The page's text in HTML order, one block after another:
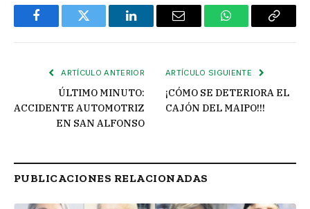
FacebookTwitter LinkedInEmail WhatsAppCopiar
ARTÍCULO ANTERIOR
ÚLTIMO MINUTO:
ACCIDENTE AUTOMOTRIZ
EN SAN ALFONSO
ARTÍCULO SIGUIENTE
¡CÓMO SE DETERIORA EL
CAJÓN DEL MAIPO!!!
PUBLICACIONES RELACIONADAS